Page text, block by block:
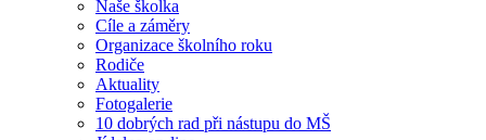
Naše školka
Cíle a záměry
Organizace školního roku
Rodiče
Aktuality
Fotogalerie
10 dobrých rad při nástupu do MŠ